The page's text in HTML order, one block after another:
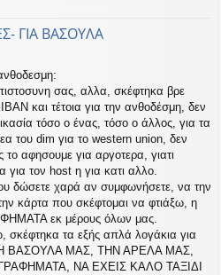
ΓΙΑ ΒΑΣΟΥΛΑ
σας, αλλα, σκέφτηκα βρε
και τέτοια για την ανθοδέσμη, δεν
τόσο ο ένας, τόσο ο άλλος, για τα
του dim για το western union, δεν
αφησουμε για αργοτερα, γιατι
για τον host η για κατι αλλο.
δώσετε χαρά αν συμφωνήσετε, να την
κάρτα που σκέφτομαι να φτιάξω, η
εκ μέρους όλων μας.
τα εξής απλά λογάκια για
ΒΑΣΟΥΛΑ ΜΑΣ, ΤΗΝ ΑΡΕΛΑ ΜΑΣ,
ΝΑ ΕΧΕΙΣ ΚΑΛΟ ΤΑΞΙΔΙ